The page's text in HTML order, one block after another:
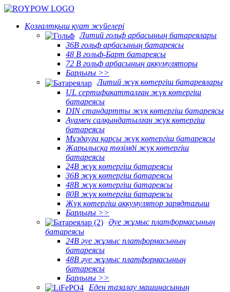
Қозғалтқыш қуат жүйелері
Литий гольф арбасының батареялары
36В гольф арбасының батареясы
48 В гольф-Барт батареясы
72 В гольф арбасының аккумуляторы
Барлығы >>
Литий жүк көтергіш батареялары
UL сертификатталған жүк көтергіш
батареясы
DIN стандартты жүк көтергіш батареясы
Ауамен салқындатылған жүк көтергіш
батареясы
Мұздауға қарсы жүк көтергіш батареясы
Жарылысқа төзімді жүк көтергіш
батареясы
24В жүк көтергіш батареясы
36В жүк көтергіш батареясы
48В жүк көтергіш батареясы
80В жүк көтергіш батареясы
Жүк көтергіш аккумулятор зарядтағыш
Барлығы >>
Әуе жұмыс платформасының
батареясы
24В әуе жұмыс платформасының
батареясы
48В әуе жұмыс платформасының
батареясы
Барлығы >>
Еден тазалау машинасының